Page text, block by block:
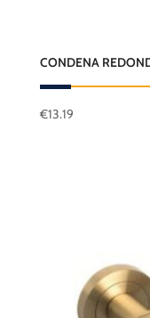
CONDENA
€13.19